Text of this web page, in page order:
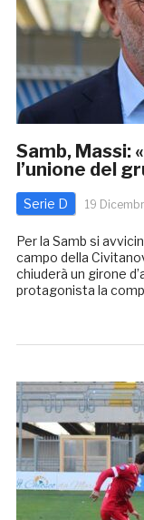
Samb, Massi:
l’unione del
Serie D 19
Per la Samb si
campo della
chiuderà un girone
protagonista la